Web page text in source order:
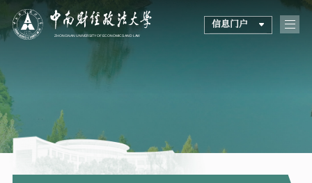
信息门户